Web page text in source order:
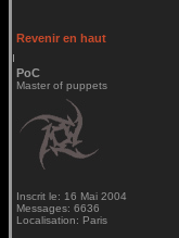
Revenir en haut
PoC
Master of puppets
Inscrit le: 16 Mai 2004
Messages: 6636
Localisation: Paris